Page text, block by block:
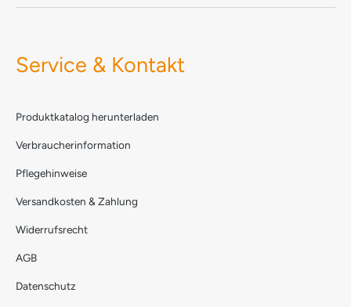
Service & Kontakt
Produktkatalog herunterladen
Verbraucherinformation
Pflegehinweise
Versandkosten & Zahlung
Widerrufsrecht
AGB
Datenschutz